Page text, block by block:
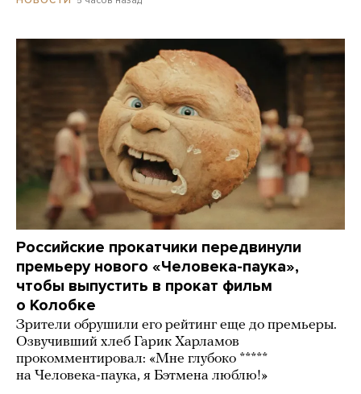
Российские прокатчики передвинули
премьеру нового «Человека-паука»,
чтобы выпустить в прокат фильм
о Колобке
Зрители обрушили его рейтинг еще до премьеры.
Озвучивший хлеб Гарик Харламов
прокомментировал: «Мне глубоко *****
на Человека-паука, я Бэтмена люблю!»